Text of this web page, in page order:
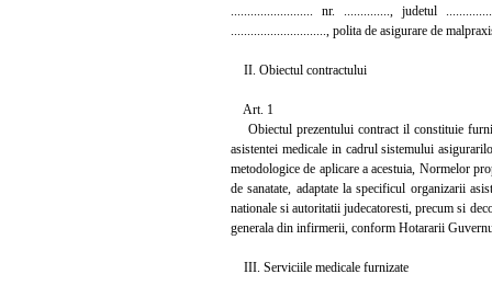
......................... nr. .............., judetul
............................., polita de asigurare de
II. Obiectul contractului
Art. 1
Obiectul prezentului contract il constituie
asistentei medicale in cadrul sistemului
metodologice de aplicare a acestuia, Normelor
de sanatate, adaptate la specificul organizarii
nationale si autoritatii judecatoresti, precum si
generala din infirmerii, conform Hotararii
III. Serviciile medicale furnizate